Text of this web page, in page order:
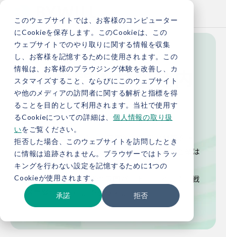
このウェブサイトでは、お客様のコンピューター
にCookieを保存します。このCookieは、この
ウェブサイトでのやり取りに関する情報を収集
し、お客様を記憶するために使用されます。この
情報は、お客様のブラウジング体験を改善し、カ
スタマイズすること、ならびにこのウェブサイト
や他のメディアの訪問者に関する解析と指標を得
ることを目的として利用されます。当社で使用す
るCookieについての詳細は、 個人情報の取り扱
いをご覧ください。
拒否した場合、このウェブサイトを訪問したとき
に情報は追跡されません。ブラウザーではトラッ
キングを行わない設定を記憶するために1つの
Cookieが使用されます。
承諾 拒否
GX専門人材が社内
にいない
GXを推進したくても、専門的な知識や経験を持
つ人材が社内にいないという課題を抱える企業は
少なくありません。
バイウィルは、外部の専門パートナーとして、戦
略立案から実行までを支えます。